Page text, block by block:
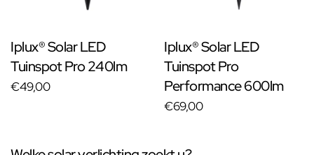
Iplux® Solar LED
Tuinspot Pro 240lm
€49,00
Iplux® Solar LED
Tuinspot Pro
Performance 600lm
€69,00